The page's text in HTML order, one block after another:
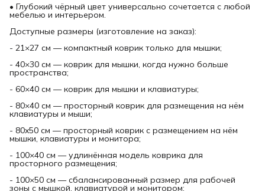
• Глубокий чёрный цвет универсально сочетается с любой
мебелью и интерьером.
Доступные размеры (изготовление на заказ):
- 21×27 см — компактный коврик только для мышки;
- 40×30 см — коврик для мышки, когда нужно больше
пространства;
- 60×40 см — коврик для мышки и клавиатуры;
- 80×40 см — просторный коврик для размещения на нём
клавиатуры и мыши;
- 80x50 см — просторный коврик с размещением на нём
мышки, клавиатуры и монитора;
- 100×40 см — удлинённая модель коврика для
просторного размещения;
- 100×50 см — сбалансированный размер для рабочей
зоны с мышкой, клавиатурой и монитором;